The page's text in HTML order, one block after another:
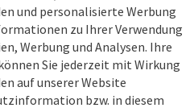
Werke inspirierte.
und personalisierte Werbung
zu Ihrer Verwendung
Werbung und Analysen. Ihre
Sie jederzeit mit Wirkung
auf unserer Website
bzw. in diesem